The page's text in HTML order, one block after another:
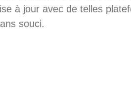
à jour avec de telles
souci.